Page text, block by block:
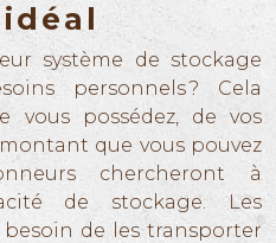
système de stockage
personnels ? Cela
vous possédez, de vos
que vous pouvez
chercheront à
de stockage. Les
de les transporter